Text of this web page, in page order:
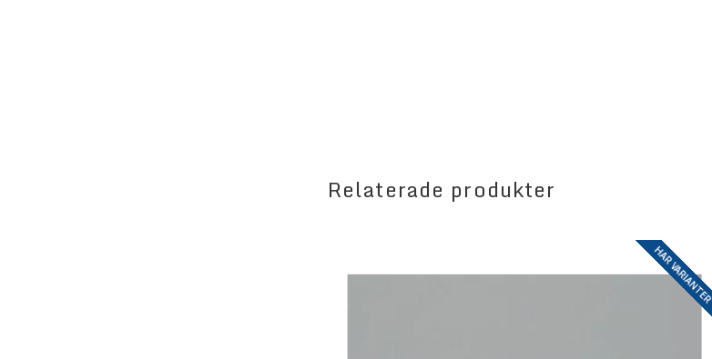
Relaterade produkter
HAR VARIANTER